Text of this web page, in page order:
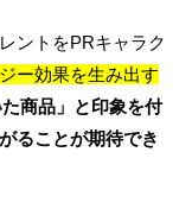
ントをPRキャラク
ー効果を生み出す
商品」と印象を付
ることが期待でき